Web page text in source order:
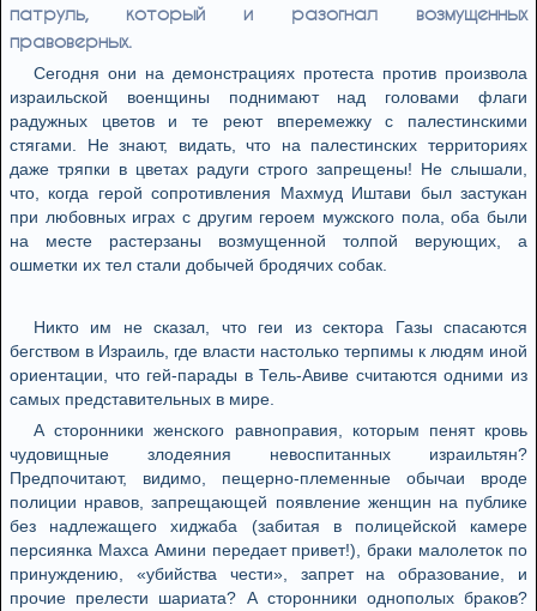
патруль, который и разогнал возмущенных
правоверных.
Сегодня они на демонстрациях протеста против произвола
израильской военщины поднимают над головами флаги
радужных цветов и те реют вперемежку с палестинскими
стягами. Не знают, видать, что на палестинских территориях
даже тряпки в цветах радуги строго запрещены! Не слышали,
что, когда герой сопротивления Махмуд Иштави был застукан
при любовных играх с другим героем мужского пола, оба были
на месте растерзаны возмущенной толпой верующих, а
ошметки их тел стали добычей бродячих собак.
Никто им не сказал, что геи из сектора Газы спасаются
бегством в Израиль, где власти настолько терпимы к людям иной
ориентации, что гей-парады в Тель-Авиве считаются одними из
самых представительных в мире.
А сторонники женского равноправия, которым пенят кровь
чудовищные злодеяния невоспитанных израильтян?
Предпочитают, видимо, пещерно-племенные обычаи вроде
полиции нравов, запрещающей появление женщин на публике
без надлежащего хиджаба (забитая в полицейской камере
персиянка Махса Амини передает привет!), браки малолеток по
принуждению, «убийства чести», запрет на образование, и
прочие прелести шариата? А сторонники однополых браков?